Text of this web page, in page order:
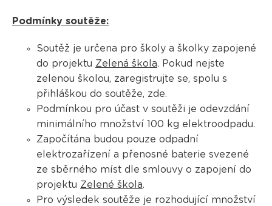
Podmínky soutěže:
Soutěž je určena pro školy a školky zapojené
do projektu Zelená škola. Pokud nejste
zelenou školou, zaregistrujte se, spolu s
přihláškou do soutěže, zde.
Podmínkou pro účast v soutěži je odevzdání
minimálního množství 100 kg elektroodpadu.
Započítána budou pouze odpadní
elektrozařízení a přenosné baterie svezené
ze sběrného míst dle smlouvy o zapojení do
projektu Zelené škola.
Pro výsledek soutěže je rozhodující množství